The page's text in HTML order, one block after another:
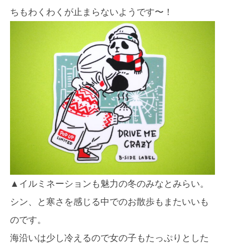
ちもわくわくが止まらないようです〜！
▲イルミネーションも魅力の冬のみなとみらい。
シン、と寒さを感じる中でのお散歩もまたいいも
のです。
海沿いは少し冷えるので女の子もたっぷりとした